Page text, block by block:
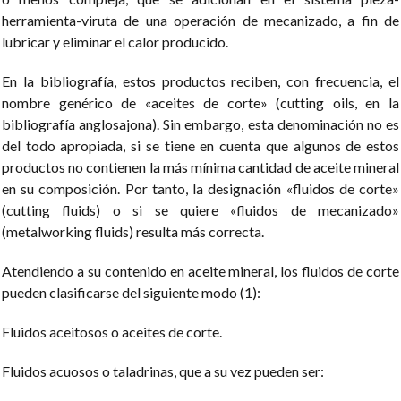
herramienta-viruta de una operación de mecanizado, a fin de
lubricar y eliminar el calor producido.
En la bibliografía, estos productos reciben, con frecuencia, el
nombre genérico de «aceites de corte» (cutting oils, en la
bibliografía anglosajona). Sin embargo, esta denominación no es
del todo apropiada, si se tiene en cuenta que algunos de estos
productos no contienen la más mínima cantidad de aceite mineral
en su composición. Por tanto, la designación «fluidos de corte»
(cutting fluids) o si se quiere «fluidos de mecanizado»
(metalworking fluids) resulta más correcta.
Atendiendo a su contenido en aceite mineral, los fluidos de corte
pueden clasificarse del siguiente modo (1):
Fluidos aceitosos o aceites de corte.
Fluidos acuosos o taladrinas, que a su vez pueden ser: